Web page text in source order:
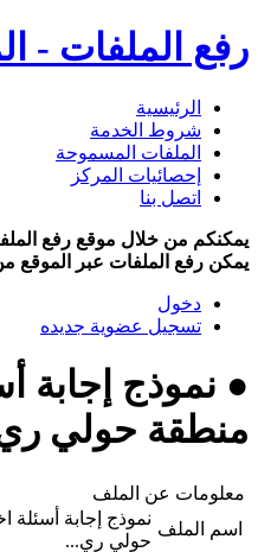
رفع الملفات -
الرئيسية
شروط الخدمة
الملفات المسموحة
إحصائيات المركز
اتصل بنا
يمكنكم من خلال موقع رفع
يمكن رفع الملفات عبر الموقع
دخول
تسجيل عضوية جديده
● نموذج إجابة
منطقة حولي
معلومات عن الملف
اسم الملف
نموذج إجابة أسئلة
حولي ري...